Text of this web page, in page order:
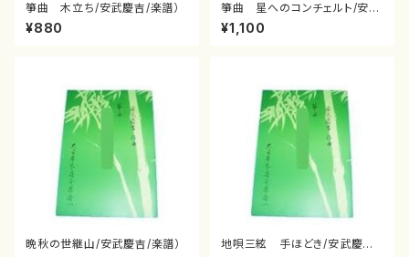
箏曲 木立ち/安武慶吉/楽譜）
¥880
箏曲 星へのコンチェルト/安武
慶吉/楽譜）
¥1,100
晩秋の世継山/安武慶吉/楽譜）
地唄三絃 手ほどき/安武慶吉/